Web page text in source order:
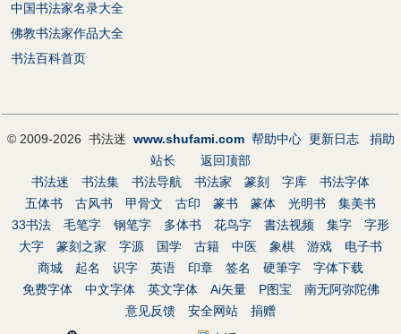
中国书法家名录大全
佛教书法家作品大全
书法百科首页
© 2009-2026 书法迷 www.shufami.com 帮助中心 更新日志
捐助
站长
返回顶部
书法迷
书法集 书法导航 书法家 篆刻 字库
书法字体
五体书
古风书 甲骨文 古印 篆书 篆体 光明书
集美书
33书法
毛笔字 钢笔字 多体书 花鸟字 書法视频 集字
字形
大字
篆刻之家 字源 国学 古籍 中医 象棋 游戏
电子书
商城
起名 识字 英语 印章 签名 硬筆字
字体下载
免费字体
中文字体 英文字体 Ai矢量 P图宝
南无阿弥陀佛
意见反馈
安全网站
捐赠